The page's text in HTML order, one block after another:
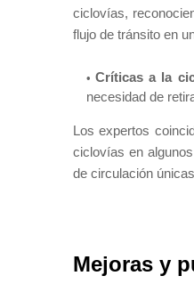
ciclovías,
flujo de tránsito en
Críticas a la
necesidad de
Los expertos
ciclovías en
de circulación
Mejoras y